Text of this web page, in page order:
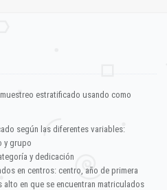
estratificado usando como
según las diferentes variables:
y grupo
y dedicación
en centros: centro, año de primera
alto en que se encuentran matriculados